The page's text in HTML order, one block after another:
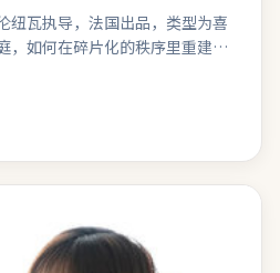
瓦执导，法国出品，类型为喜
，如何在碎片化的秩序里重建日
理讨论紧跟其后而不流于说教。
观看，声画细节信息丰富。